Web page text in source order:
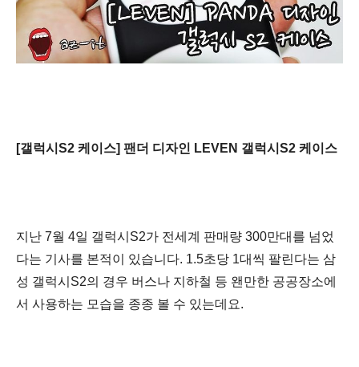
[갤럭시S2 케이스] 팬더 디자인 LEVEN 갤럭시S2 케이스
지난 7월 4일 갤럭시S2가 전세계 판매량 300만대를 넘었
다는 기사를 본적이 있습니다. 1.5초당 1대씩 팔린다는 삼
성 갤럭시S2의 경우 버스나 지하철 등 왠만한 공공장소에
서 사용하는 모습을 종종 볼 수 있는데요.